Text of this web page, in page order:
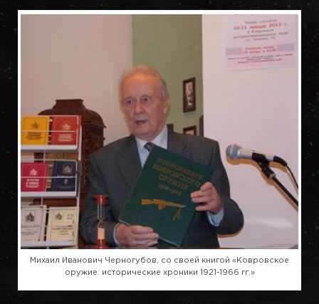
Михаил Иванович Черногубов, со своей книгой «Ковровское
оружие: исторические хроники 1921-1966 гг.»